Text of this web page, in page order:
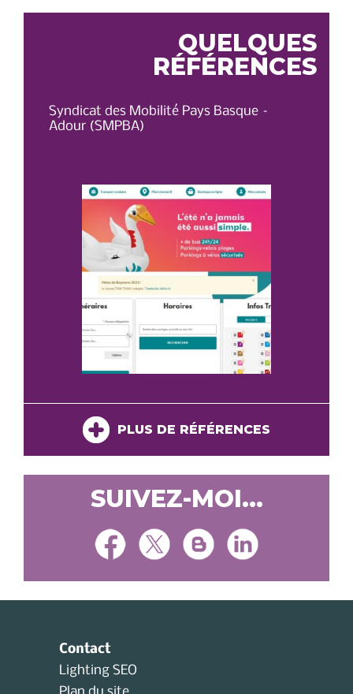
QUELQUES
RÉFÉRENCES
Syndicat des Mobilité Pays Basque –
Adour (SMPBA)
PLUS DE RÉFÉRENCES
SUIVEZ-MOI...
Contact
Lighting SEO